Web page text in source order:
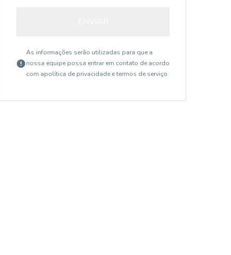
As informações serão utilizadas para que a
nossa equipe possa entrar em contato de acordo
com apolítica de privacidade e termos de serviço